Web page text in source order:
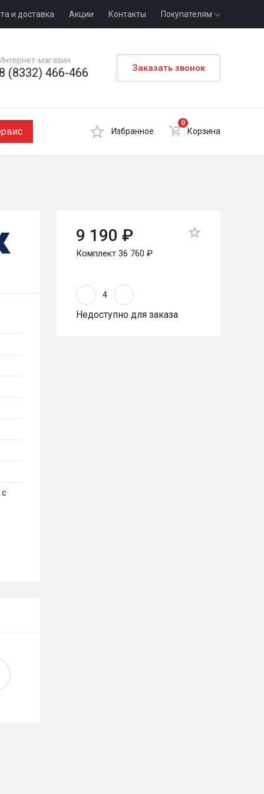
и доставка Акции Контакты Покупателям
Интернет-магазин
8 (8332) 466-466 Заказать звонок
Избранное
0
Корзина
9 190 ₽
Комплект 36 760 ₽
Недоступно для заказа